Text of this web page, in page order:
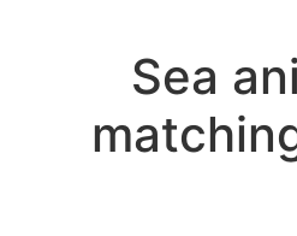
Sea